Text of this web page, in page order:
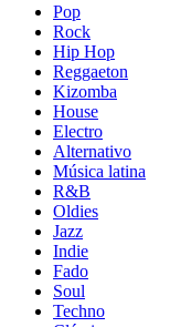
Pop
Rock
Hip Hop
Reggaeton
Kizomba
House
Electro
Alternativo
Música latina
R&B
Oldies
Jazz
Indie
Fado
Soul
Techno